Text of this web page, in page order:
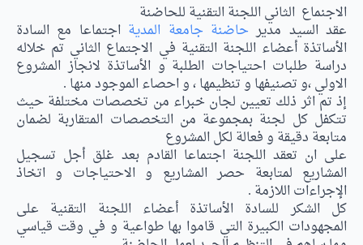
الاجنماع الثاني اللجنة التقنية للحاضنة
عقد السيد مدير حاضنة جامعة المدية اجتماعا مع السادة
الأساتذة أعضاء اللجنة التقنية في الاجتماع الثاني تم خلاله
دراسة طلبات احتياجات الطلبة و الأساتذة لانجاز المشروع
الاولي ،و تصنيفها و تنظيمها ، و احصاء الموجود منها .
إذ تم اثر ذلك تعيين لجان خبراء من تخصصات مختلفة حيث
تتكفل كل لجنة بمجموعة من التخصصات المتقاربة لضمان
متابعة دقيقة و فعالة لكل المشروع
على ان تعقد اللجنة اجتماعا القادم بعد غلق أجل تسجيل
المشاريع لمتابعة حصر المشاريع و الاحتياجات و اتخاذ
الإجراءات اللازمة .
كل الشكر للسادة الأساتذة أعضاء اللجنة التقنية على
المجهودات الكبيرة التي قاموا بها طواعية و في وقت قياسي